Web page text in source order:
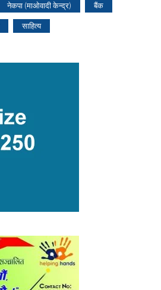
नेकपा (माओवादी केन्द्र) बैंक
साहित्य